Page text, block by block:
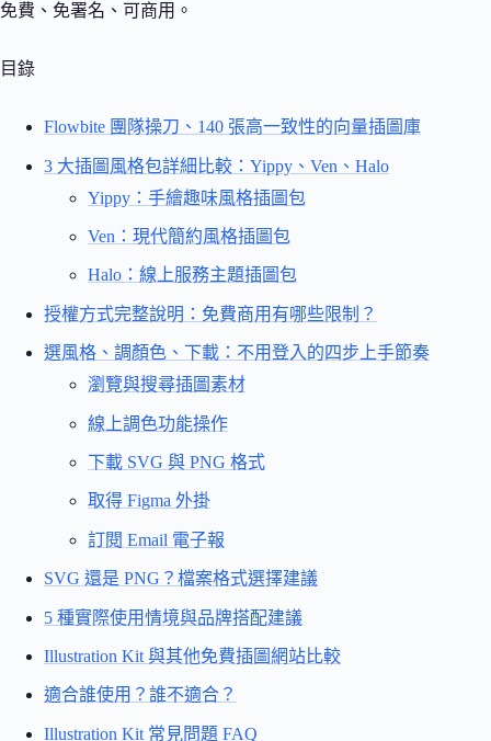
免費、免署名、可商用。
目錄
Flowbite 團隊操刀、140 張高一致性的向量插圖庫
3 大插圖風格包詳細比較：Yippy、Ven、Halo
Yippy：手繪趣味風格插圖包
Ven：現代簡約風格插圖包
Halo：線上服務主題插圖包
授權方式完整說明：免費商用有哪些限制？
選風格、調顏色、下載：不用登入的四步上手節奏
瀏覽與搜尋插圖素材
線上調色功能操作
下載 SVG 與 PNG 格式
取得 Figma 外掛
訂閱 Email 電子報
SVG 還是 PNG？檔案格式選擇建議
5 種實際使用情境與品牌搭配建議
Illustration Kit 與其他免費插圖網站比較
適合誰使用？誰不適合？
Illustration Kit 常見問題 FAQ